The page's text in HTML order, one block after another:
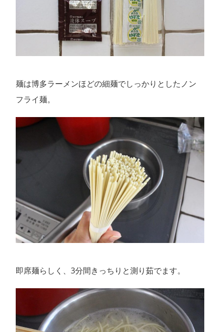
麺は博多ラーメンほどの細麺でしっかりとしたノン
フライ麺。
即席麺らしく、3分間きっちりと測り茹でます。